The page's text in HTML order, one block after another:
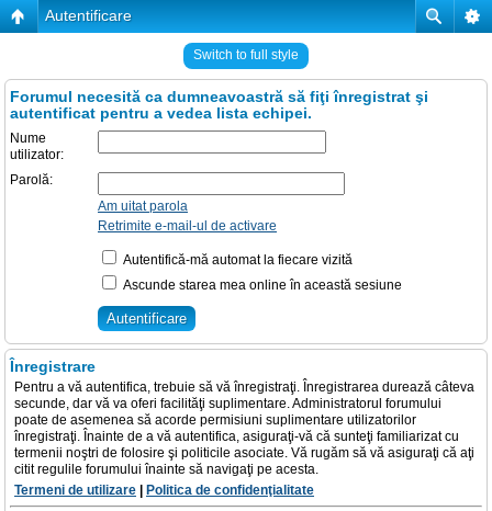
Autentificare
Switch to full style
Forumul necesită ca dumneavoastră să fiţi înregistrat şi
autentificat pentru a vedea lista echipei.
Nume
utilizator:
Parolă:
Am uitat parola
Retrimite e-mail-ul de activare
Autentifică-mă automat la fiecare vizită
Ascunde starea mea online în această sesiune
Înregistrare
Pentru a vă autentifica, trebuie să vă înregistraţi. Înregistrarea durează câteva
secunde, dar vă va oferi facilităţi suplimentare. Administratorul forumului
poate de asemenea să acorde permisiuni suplimentare utilizatorilor
înregistraţi. Înainte de a vă autentifica, asiguraţi-vă că sunteţi familiarizat cu
termenii noştri de folosire şi politicile asociate. Vă rugăm să vă asiguraţi că aţi
citit regulile forumului înainte să navigaţi pe acesta.
Termeni de utilizare
Politica de confidenţialitate